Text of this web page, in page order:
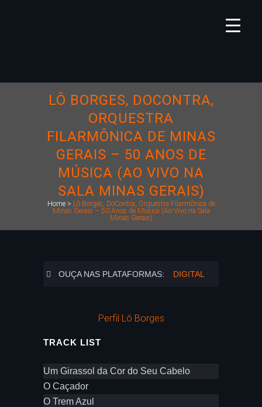
LÔ BORGES, DOCONTRA,
ORQUESTRA
FILARMÔNICA DE MINAS
GERAIS – 50 ANOS DE
MÚSICA (AO VIVO NA
SALA MINAS GERAIS)
Home> Lô Borges, DoContra, Orquestra Filarmônica de
Minas Gerais – 50 Anos de Música (Ao Vivo na Sala
Minas Gerais)
OUÇA NAS PLATAFORMAS: DIGITAL
Perfil Lô Borges
TRACK LIST
Um Girassol da Cor do Seu Cabelo
O Caçador
O Trem Azul